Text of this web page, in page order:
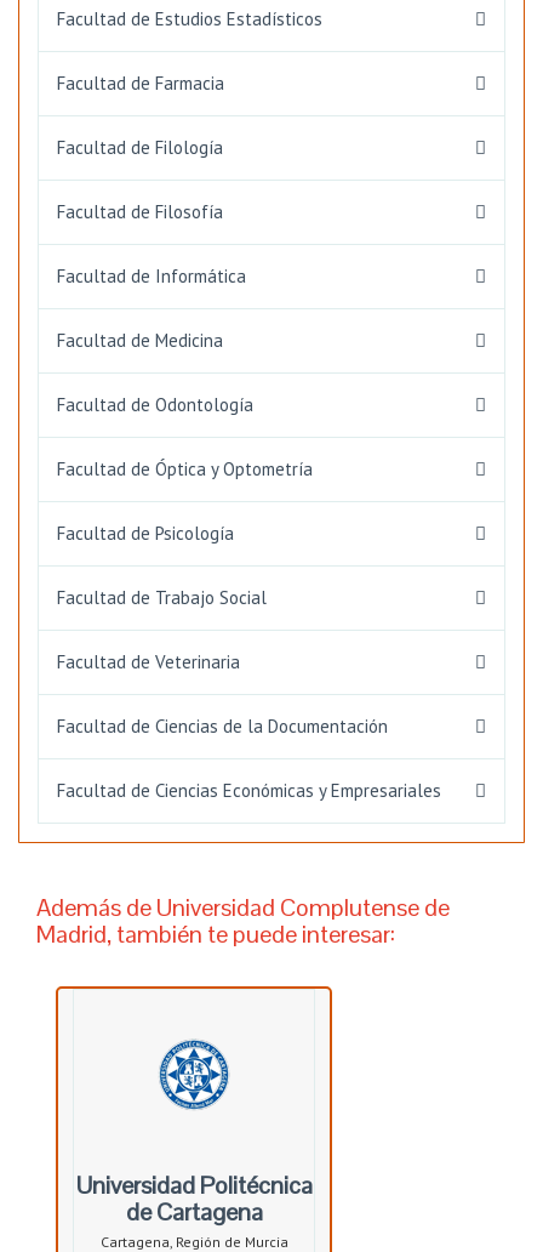
Facultad de Estudios Estadísticos
Facultad de Farmacia
Facultad de Filología
Facultad de Filosofía
Facultad de Informática
Facultad de Medicina
Facultad de Odontología
Facultad de Óptica y Optometría
Facultad de Psicología
Facultad de Trabajo Social
Facultad de Veterinaria
Facultad de Ciencias de la Documentación
Facultad de Ciencias Económicas y Empresariales
Además de Universidad Complutense de
Madrid, también te puede interesar:
Universidad Politécnica
de Cartagena
Cartagena, Región de Murcia